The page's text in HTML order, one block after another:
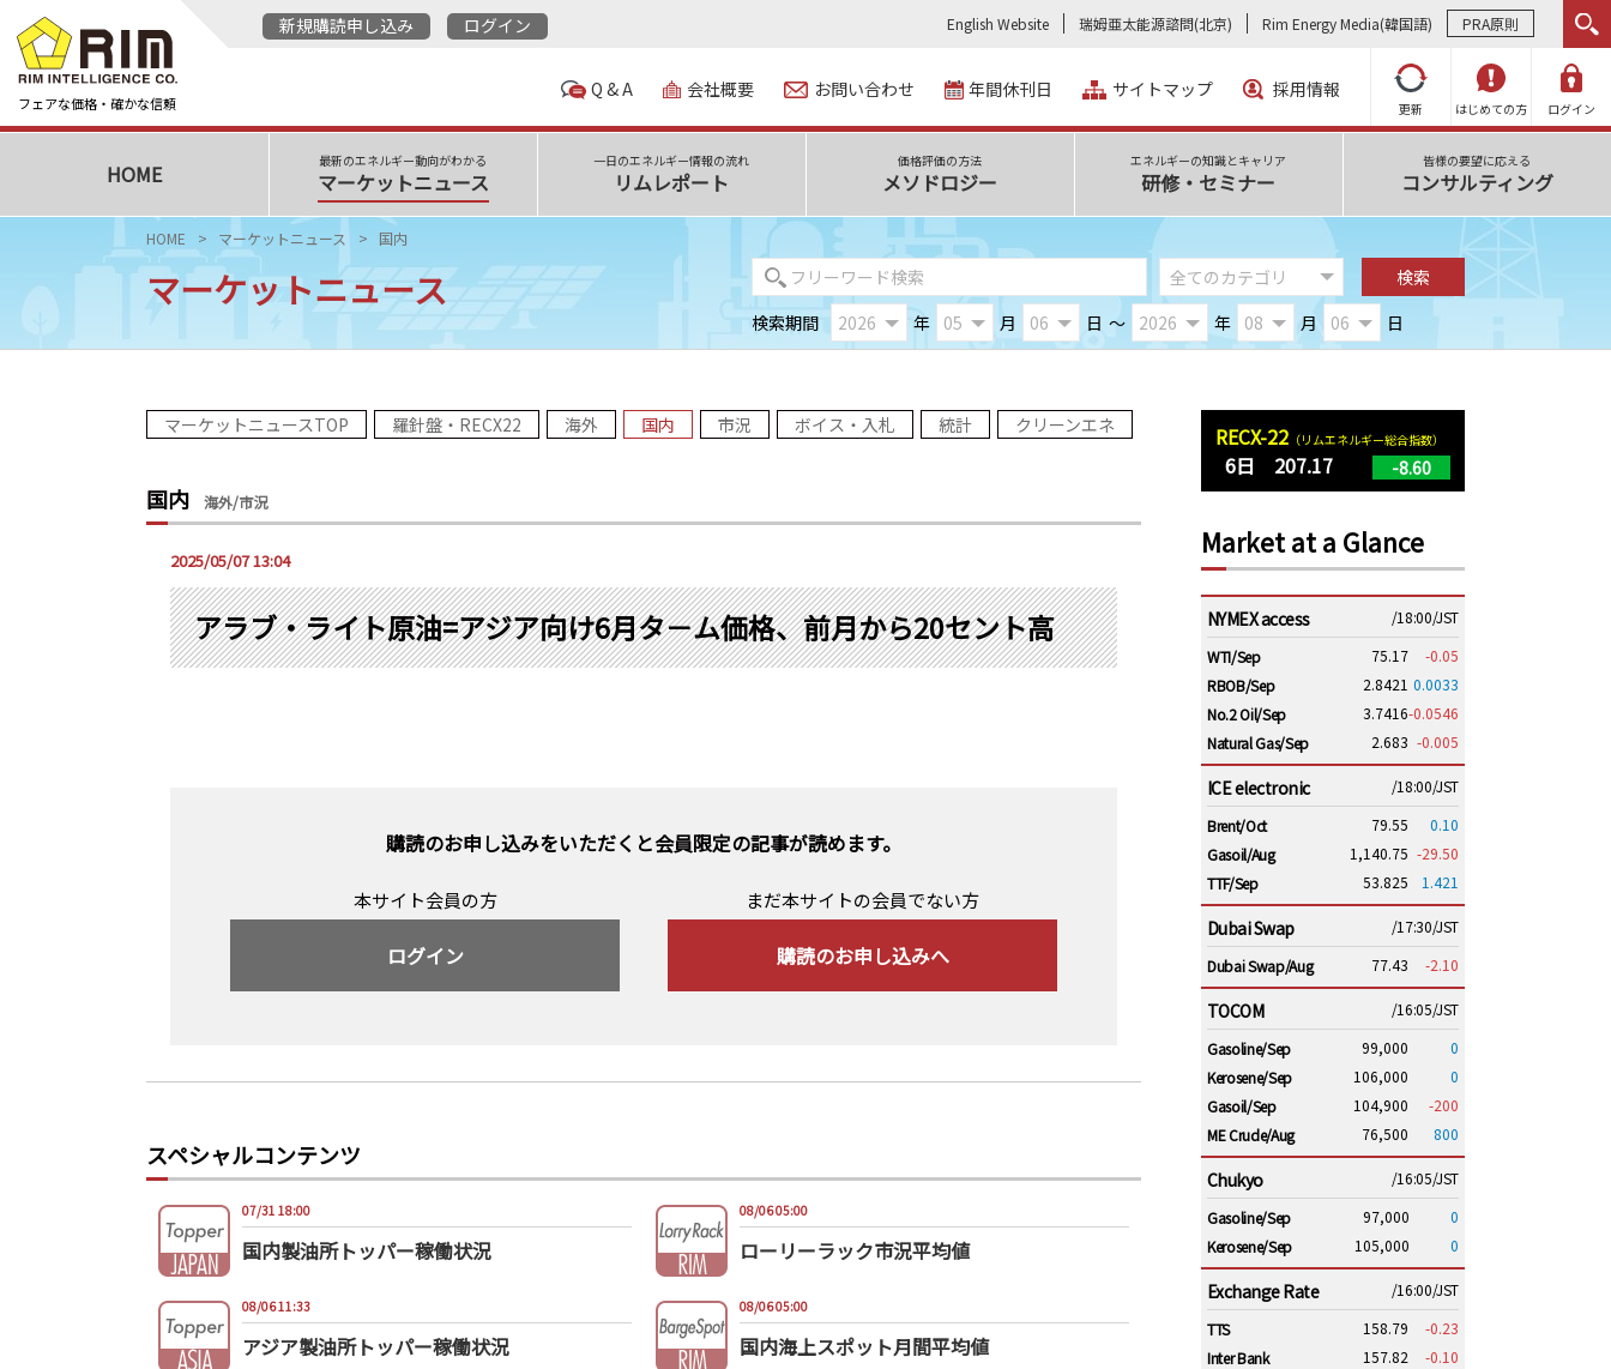
フェアな価格・確かな信頼
新規購読申し込み ログイン English Website 瑞姆亜太能源諮問(北京) Rim Energy Media(韓国語) PRA原則
更新 はじめての方 ログイン
Q & A 会社概要 お問い合わせ 年間休刊日 サイトマップ 採用情報
HOME 最新のエネルギー動向がわかる
マーケットニュース
一日のエネルギー情報の流れ
リムレポート
価格評価の方法
メソドロジー
エネルギーの知識とキャリア
研修・セミナー
皆様の要望に応える
コンサルティング
HOME マーケットニュース 国内
マーケットニュース
検索期間 年 月 日 ～ 年 月 日
マーケットニュースTOP 羅針盤・RECX22 海外 国内 市況 ボイス・入札 統計 クリーンエネ
国内 海外/市況
2025/05/07 13:04
アラブ・ライト原油=アジア向け6月タ－ム価格、前月から20セント高
購読のお申し込みをいただくと会員限定の記事が読めます。
本サイト会員の方
ログイン
まだ本サイトの会員でない方
購読のお申し込みへ
スペシャルコンテンツ
07/31 18:00
国内製油所トッパー稼働状況
08/06 05:00
ローリーラック市況平均値
08/06 11:33
アジア製油所トッパー稼働状況
08/06 05:00
国内海上スポット月間平均値
RECX-22 （リムエネルギー総合指数）
6日 207.17 -8.60
Market at a Glance
NYMEX access
/18:00/JST
WTI/Sep
75.17
-0.05
RBOB/Sep
2.8421 0.0033
No.2 Oil/Sep
3.7416-0.0546
Natural Gas/Sep
2.683 -0.005
ICE electronic
/18:00/JST
Brent/Oct
79.55
0.10
Gasoil/Aug
1,140.75 -29.50
TTF/Sep
53.825 1.421
Dubai Swap
/17:30/JST
Dubai Swap/Aug
77.43 -2.10
TOCOM
/16:05/JST
Gasoline/Sep
99,000
0
Kerosene/Sep
106,000
0
Gasoil/Sep
104,900
-200
ME Crude/Aug
76,500 800
Chukyo
/16:05/JST
Gasoline/Sep
97,000
0
Kerosene/Sep
105,000 0
Exchange Rate
/16:00/JST
TTS
158.79
-0.23
Inter Bank
157.82 -0.10